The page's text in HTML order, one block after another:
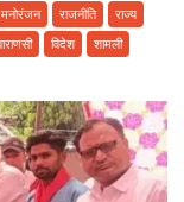
मनोरंजन राजनीति
राज्य
विदेश
शामली